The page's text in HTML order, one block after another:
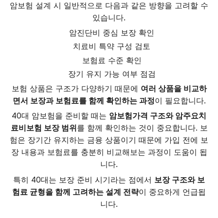
암보험 설계 시 일반적으로 다음과 같은 방향을 고려할 수
있습니다.
암진단비 중심 보장 확인
치료비 특약 구성 검토
보험료 수준 확인
장기 유지 가능 여부 점검
보험 상품은 구조가 다양하기 때문에 여러 상품을 비교하
면서 보장과 보험료를 함께 확인하는 과정이 필요합니다.
40대 암보험을 준비할 때는 암보험가격 구조와 암주요치
료비보험 보장 범위를 함께 확인하는 것이 중요합니다. 보
험은 장기간 유지하는 금융 상품이기 때문에 가입 전에 보
장 내용과 보험료를 충분히 비교해보는 과정이 도움이 됩
니다.
특히 40대는 보장 준비 시기라는 점에서 보장 구조와 보
험료 균형을 함께 고려하는 설계 전략이 중요하게 언급됩
니다.